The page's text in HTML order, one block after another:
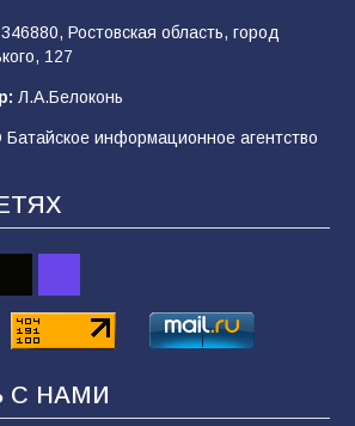
вручили награды
до последнего: герой
почему разговоры о
имеют под собой оснований
346880, Ростовская область, город
127
Л.А.Белоконь
информационное агентство
С НАМИ